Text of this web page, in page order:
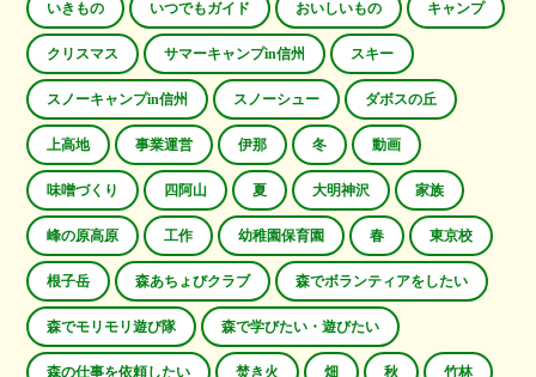
いきもの いつでもガイド おいしいもの キャンプ
クリスマス サマーキャンプin信州 スキー
スノーキャンプin信州 スノーシュー ダボスの丘
上高地 事業運営 伊那 冬 動画
味噌づくり 四阿山 夏 大明神沢 家族
峰の原高原 工作 幼稚園保育園 春 東京校
根子岳 森あちょびクラブ 森でボランティアをしたい
森でモリモリ遊び隊 森で学びたい・遊びたい
森の仕事を依頼したい 焚き火 畑 秋 竹林